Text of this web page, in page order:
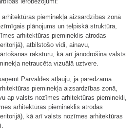
pieminekļa aizsardzības zonā
plānojums un telpiskā struktūra,
arhitektūras piemineklis atrodas
atbilstošo vidi, ainavu,
raksturu, kā arī jānodrošina valsts
netraucēta vizuālā uztvere.
Pārvaldes atļauju, ja paredzama
pieminekļa aizsardzības zonā,
ap valsts nozīmes arhitektūras pieminekli,
arhitektūras piemineklis atrodas
kā arī valsts nozīmes arhitektūras